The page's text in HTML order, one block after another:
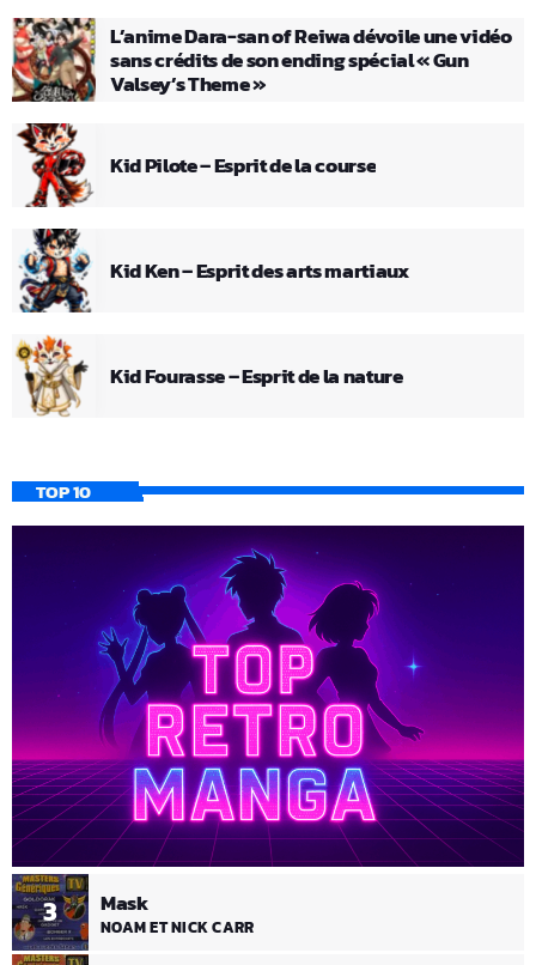
L’anime Dara-san of Reiwa dévoile une vidéo
sans crédits de son ending spécial « Gun
Valsey’s Theme »
Kid Pilote – Esprit de la course
Kid Ken – Esprit des arts martiaux
Kid Fourasse – Esprit de la nature
TOP 10
3 Mask
NOAM ET NICK CARR